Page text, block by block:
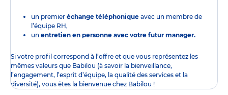
un premier échange téléphonique avec un membre de
l’équipe RH,
un entretien en personne avec votre futur manager.
Si votre profil correspond à l’offre et que vous représentez les
mêmes valeurs que Babilou (à savoir la bienveillance,
l’engagement, l’esprit d’équipe, la qualité des services et la
diversité), vous êtes la bienvenue chez Babilou !